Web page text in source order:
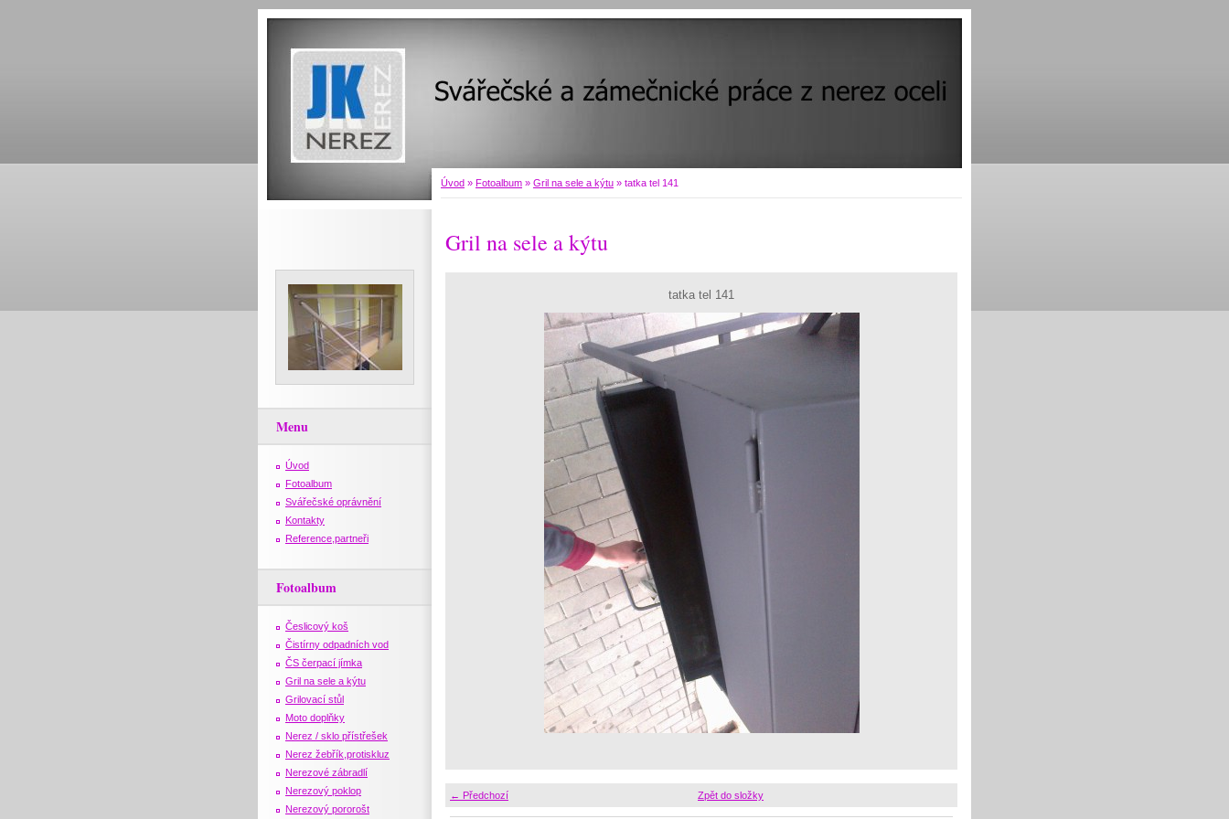
Úvod » Fotoalbum » Gril na sele a kýtu » tatka tel 141
Gril na sele a kýtu
tatka tel 141
← Předchozí Zpět do složky
Menu
Úvod
Fotoalbum
Svářečské oprávnění
Kontakty
Reference,partneři
Fotoalbum
Česlicový koš
Čistírny odpadních vod
ČS čerpací jímka
Gril na sele a kýtu
Grilovací stůl
Moto doplňky
Nerez / sklo přístřešek
Nerez žebřík,protiskluz
Nerezové zábradlí
Nerezový poklop
Nerezový pororošt